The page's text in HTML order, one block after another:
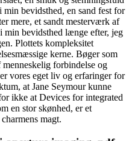
bevidsthed, en sand fest for
mere, et sandt mesterværk af
bevidsthed længe efter, jeg
Plottets kompleksitet
kerne. Bøger som
forbindelse og
vores eget liv og erfaringer for
at Jane Seymour kunne
ikke at Devices for integrated
en stor skønhed, er et
magt.